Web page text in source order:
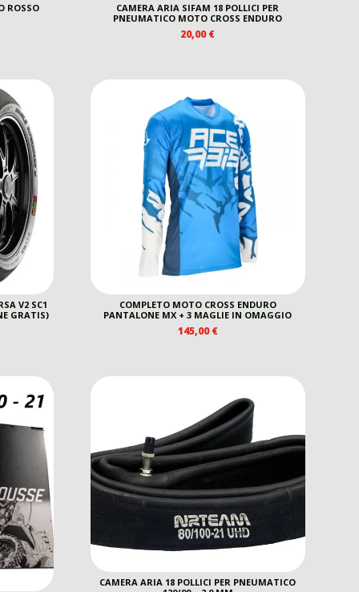
ROSSO
€.
CAMERA ARIA SIFAM 18 POLLICI PER
PNEUMATICO MOTO CROSS ENDURO
20,00€
V2 SC1
GRATIS)
COMPLETO MOTO CROSS ENDURO
PANTALONE MX + 3 MAGLIE IN OMAGGIO
145,00€
CAMERA ARIA 18 POLLICI PER PNEUMATICO